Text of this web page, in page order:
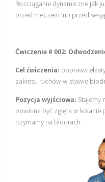
Sklep
Sprzęt treningowy
Kontakt
O nas
Rozciąganie dynamiczne jak
przed meczem lub przed
Ćwiczenie # 002:
Cel ćwiczenia: poprawa
zakresu ruchów w stawie
Pozycja wyjściowa: Stajemy
powinna być zgięta w kolanie
trzymamy na biodrach.